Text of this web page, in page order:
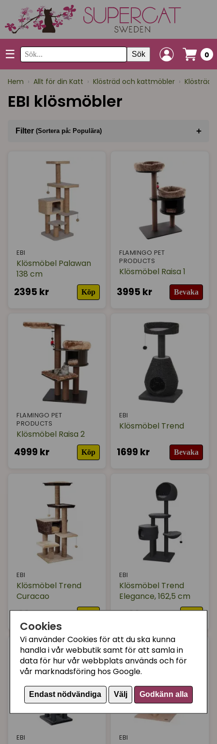
Cookies
Vi använder Cookies för att du ska kunna
handla i vår webbutik samt för att samla in
data för hur vår webbplats används och för
vår marknadsföring hos Google.
Endast nödvändiga Välj Godkänn alla
☰ Sök 0
Hem › Allt för din Katt › Klösträd och kattmöbler › Klösträd
EBI klösmöbler
Filter (Sortera på: Populära) +
I lager
EBI
Klösmöbel Palawan
138 cm
2395 kr Köp
FLAMINGO PET
PRODUCTS
Klösmöbel Raisa 1
3995 kr Bevaka
FLAMINGO PET
PRODUCTS
Klösmöbel Raisa 2
4999 kr Köp
EBI
Klösmöbel Trend
1699 kr Bevaka
EBI
Klösmöbel Trend
Curacao
1995 kr
EBI
Klösmöbel Trend
Elegance, 162,5 cm
4299 kr
EBI EBI